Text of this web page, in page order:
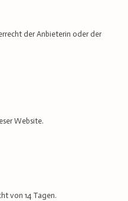
der Anbieterin oder der
Website.
von 14 Tagen.